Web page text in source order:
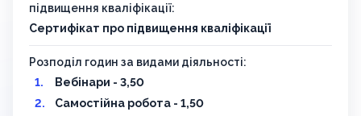
підвищення кваліфікації:
Сертифікат про підвищення кваліфікації
Розподіл годин за видами діяльності:
Вебінари - 3,50
Самостійна робота - 1,50